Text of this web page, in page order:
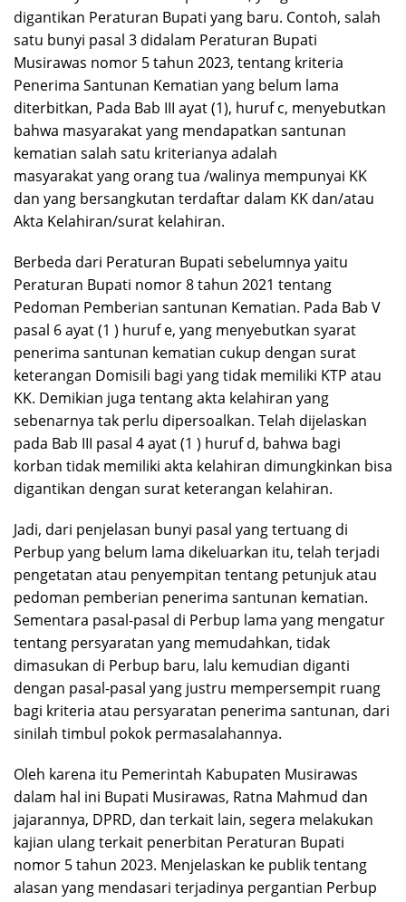
digantikan Peraturan Bupati yang baru. Contoh, salah
satu bunyi pasal 3 didalam Peraturan Bupati
Musirawas nomor 5 tahun 2023, tentang kriteria
Penerima Santunan Kematian yang belum lama
diterbitkan, Pada Bab III ayat (1), huruf c, menyebutkan
bahwa masyarakat yang mendapatkan santunan
kematian salah satu kriterianya adalah
masyarakat yang orang tua /walinya mempunyai KK
dan yang bersangkutan terdaftar dalam KK dan/atau
Akta Kelahiran/surat kelahiran.
Berbeda dari Peraturan Bupati sebelumnya yaitu
Peraturan Bupati nomor 8 tahun 2021 tentang
Pedoman Pemberian santunan Kematian. Pada Bab V
pasal 6 ayat (1 ) huruf e, yang menyebutkan syarat
penerima santunan kematian cukup dengan surat
keterangan Domisili bagi yang tidak memiliki KTP atau
KK. Demikian juga tentang akta kelahiran yang
sebenarnya tak perlu dipersoalkan. Telah dijelaskan
pada Bab III pasal 4 ayat (1 ) huruf d, bahwa bagi
korban tidak memiliki akta kelahiran dimungkinkan bisa
digantikan dengan surat keterangan kelahiran.
Jadi, dari penjelasan bunyi pasal yang tertuang di
Perbup yang belum lama dikeluarkan itu, telah terjadi
pengetatan atau penyempitan tentang petunjuk atau
pedoman pemberian penerima santunan kematian.
Sementara pasal-pasal di Perbup lama yang mengatur
tentang persyaratan yang memudahkan, tidak
dimasukan di Perbup baru, lalu kemudian diganti
dengan pasal-pasal yang justru mempersempit ruang
bagi kriteria atau persyaratan penerima santunan, dari
sinilah timbul pokok permasalahannya.
Oleh karena itu Pemerintah Kabupaten Musirawas
dalam hal ini Bupati Musirawas, Ratna Mahmud dan
jajarannya, DPRD, dan terkait lain, segera melakukan
kajian ulang terkait penerbitan Peraturan Bupati
nomor 5 tahun 2023. Menjelaskan ke publik tentang
alasan yang mendasari terjadinya pergantian Perbup